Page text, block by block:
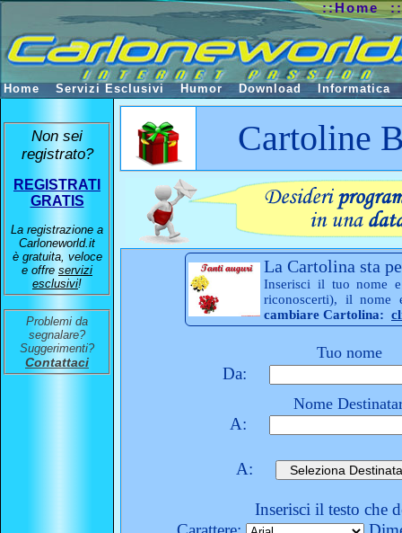
Cartoline
La Cartolina sta
Inserisci il tuo nome
riconoscerti), il
cambiare Cartolina:
Tuo nome
Da:
Nome
A:
A:
Inserisci il testo che
Non sei
registrato?
REGISTRATI
GRATIS
La registrazione a
Carloneworld.it
è gratuita, veloce
e offre servizi
esclusivi!
Problemi da
segnalare?
Suggerimenti?
Contattaci
::Home
Home Servizi Esclusivi Humor Download Informatica